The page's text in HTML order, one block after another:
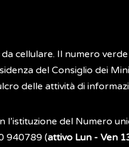
cellulare. Il numero
del Consiglio dei
delle attività di
del Numero
940789 (attivo Lun - Ven